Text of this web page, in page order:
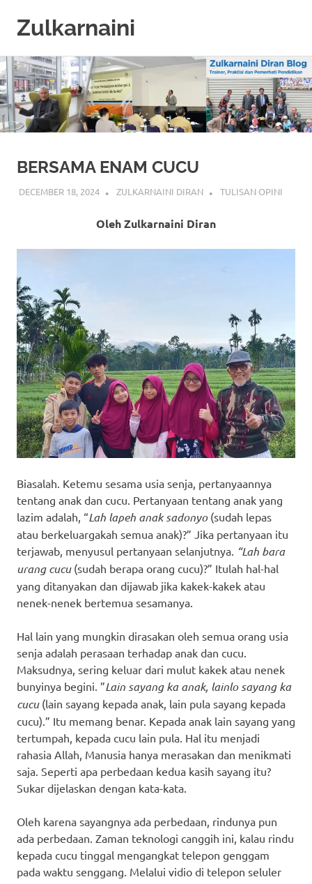
Skip
to
content
Zulkarnaini
Blog
BERSAMA ENAM CUCU
DECEMBER 18, 2024 ZULKARNAINI DIRAN TULISAN OPINI
Oleh Zulkarnaini Diran
Biasalah. Ketemu sesama usia senja, pertanyaannya
tentang anak dan cucu. Pertanyaan tentang anak yang
lazim adalah, “Lah lapeh anak sadonyo(sudah lepas
atau berkeluargakah semua anak)?” Jika pertanyaan itu
terjawab, menyusul pertanyaan selanjutnya. “Lah bara
urang cucu(sudah berapa orang cucu)?” Itulah hal-hal
yang ditanyakan dan dijawab jika kakek-kakek atau
nenek-nenek bertemua sesamanya.
Hal lain yang mungkin dirasakan oleh semua orang usia
senja adalah perasaan terhadap anak dan cucu.
Maksudnya, sering keluar dari mulut kakek atau nenek
bunyinya begini. ”Lain sayang ka anak, lainlo sayang ka
cucu(lain sayang kepada anak, lain pula sayang kepada
cucu).” Itu memang benar. Kepada anak lain sayang yang
tertumpah, kepada cucu lain pula. Hal itu menjadi
rahasia Allah, Manusia hanya merasakan dan menikmati
saja. Seperti apa perbedaan kedua kasih sayang itu?
Sukar dijelaskan dengan kata-kata.
Oleh karena sayangnya ada perbedaan, rindunya pun
ada perbedaan. Zaman teknologi canggih ini, kalau rindu
kepada cucu tinggal mengangkat telepon genggam
pada waktu senggang. Melalui vidio di telepon seluler